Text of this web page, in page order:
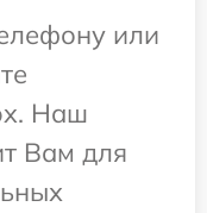
или
Наш
Вам для